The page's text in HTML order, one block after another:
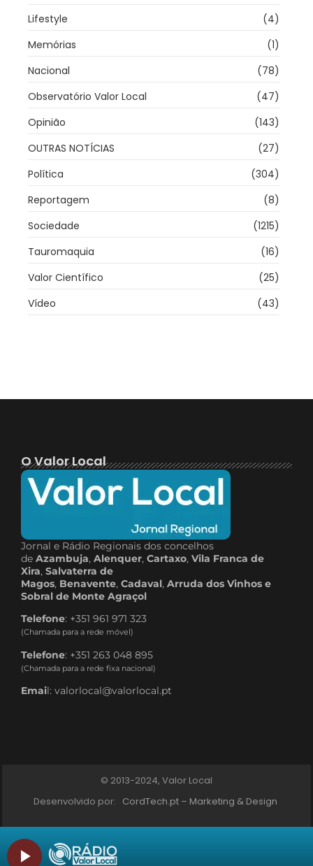
Lifestyle
(4)
Memórias
(1)
Nacional
(78)
Observatório Valor Local
(47)
Opinião
(143)
OUTRAS NOTÍCIAS
(27)
Política
(304)
Reportagem
(8)
Sociedade
(1215)
Tauromaquia
(16)
Valor Científico
(25)
Vídeo
(43)
O Valor Local
Jornal e Rádio Regionais dos concelhos
de Azambuja, Alenquer, Cartaxo, Vila Franca de
Xira, Salvaterra de
Magos, Benavente, Cadaval, Arruda dos Vinhos e
Sobral de Monte Agraçol
Telefone: +351 961 971 323
(Chamada para a rede móvel)
Telefone: +351 263 048 895
(Chamada para a rede fixa nacional)
Email: valorlocal@valorlocal.pt
© 2013-2024, Valor Local
Desenvolvido por: CordTech.pt – Marketing & Design